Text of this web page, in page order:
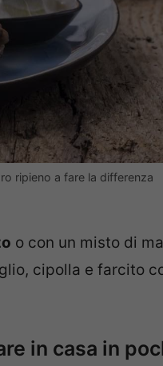
ripieno a fare la differenza
o con un misto di
cipolla e farcito
in casa in